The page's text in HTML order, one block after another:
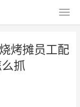
烤摊员工配
抓